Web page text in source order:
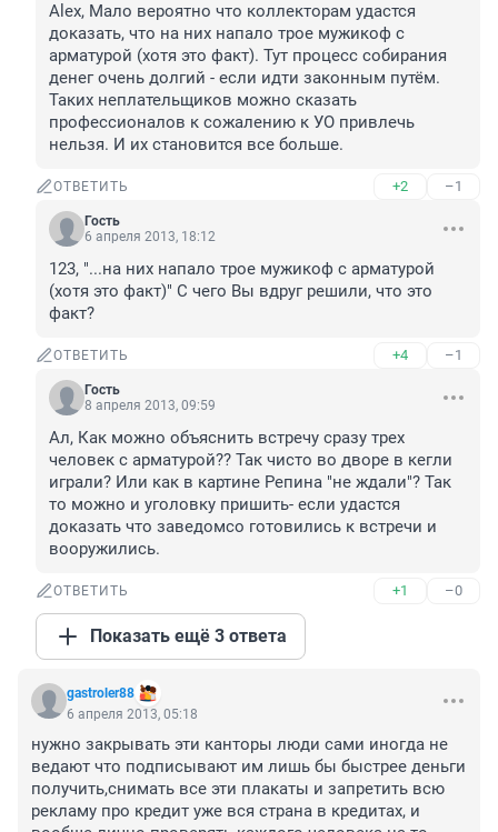
Alex, Мало вероятно что коллекторам удастся
доказать, что на них напало трое мужикоф с
арматурой (хотя это факт). Тут процесс собирания
денег очень долгий - если идти законным путём.
Таких неплательщиков можно сказать
профессионалов к сожалению к УО привлечь
нельзя. И их становится все больше.
ОТВЕТИТЬ +2 –1
Гость
6 апреля 2013, 18:12
123, "...на них напало трое мужикоф с арматурой
(хотя это факт)" С чего Вы вдруг решили, что это
факт?
ОТВЕТИТЬ +4 –1
Гость
8 апреля 2013, 09:59
Ал, Как можно объяснить встречу сразу трех
человек с арматурой?? Так чисто во дворе в кегли
играли? Или как в картине Репина "не ждали"? Так
то можно и уголовку пришить- если удастся
доказать что заведомсо готовились к встречи и
вооружились.
ОТВЕТИТЬ +1 –0
Показать ещё 3 ответа
gastroler88
6 апреля 2013, 05:18
нужно закрывать эти канторы люди сами иногда не
ведают что подписывают им лишь бы быстрее деньги
получить,снимать все эти плакаты и запретить всю
рекламу про кредит уже вся страна в кредитах, и